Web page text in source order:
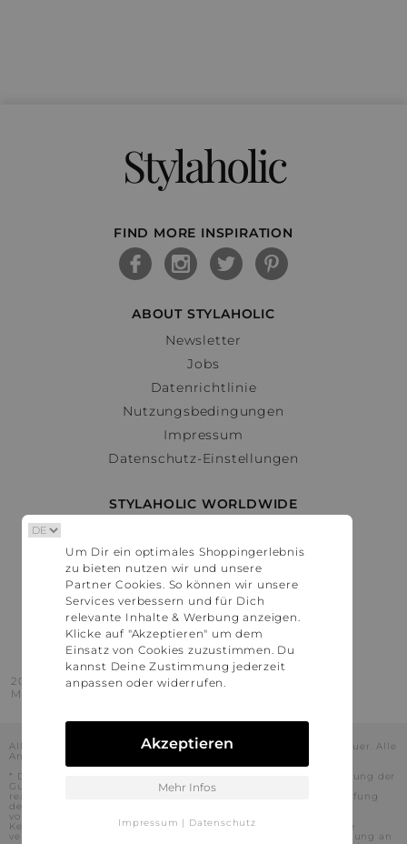
Stylaholic
FIND MORE INSPIRATION
ABOUT STYLAHOLIC
Newsletter
Jobs
Datenrichtlinie
Nutzungsbedingungen
Impressum
Datenschutz-Einstellungen
STYLAHOLIC WORLDWIDE
Österreich
Schweiz
France
United States
2016 - 2026 © Stylaholic.
Made for you with love in munich.
Alle Preise inkl. der jeweils geltenden gesetzlichen Mehrwertsteuer. Alle
Angaben ohne Gewähr.
* Die angezeigten Preise beinhalten Rabatte, die durch die Nutzung der
Gutschein-Codes auf den Seiten unserer Partner voraussichtlich
realisiert werden können. Stylaholic führt keine vollständige Prüfung
der Gutschein-Codes durch und es kann daher in Einzelfällen
vorkommen, dass die Gutscheine abweichend von unserem
Kenntnisstand bei dem jeweiligen Shop nicht oder nur teilweise
verwendet werden können. Darüber hinaus kann deren Verwendung an
Um Dir ein optimales Shoppingerlebnis
zu bieten nutzen wir und unsere
Partner Cookies. So können wir unsere
Services verbessern und für Dich
relevante Inhalte & Werbung anzeigen.
Klicke auf "Akzeptieren" um dem
Einsatz von Cookies zuzustimmen. Du
kannst Deine Zustimmung jederzeit
anpassen oder widerrufen.
Akzeptieren
Mehr Infos
Impressum | Datenschutz